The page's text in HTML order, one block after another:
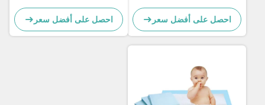
التدوير لصنع حفاضات
احصل على أفضل سعر
لأجهزة تنقية الهواء
احصل على أفضل سعر